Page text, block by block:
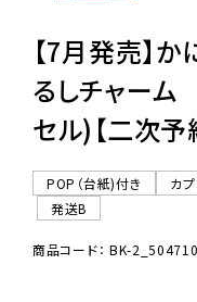
【7月発売】
るしチャー
セル)【二次予
POP（台紙)付き
カ
発送B
商品コード： BK-2_504710